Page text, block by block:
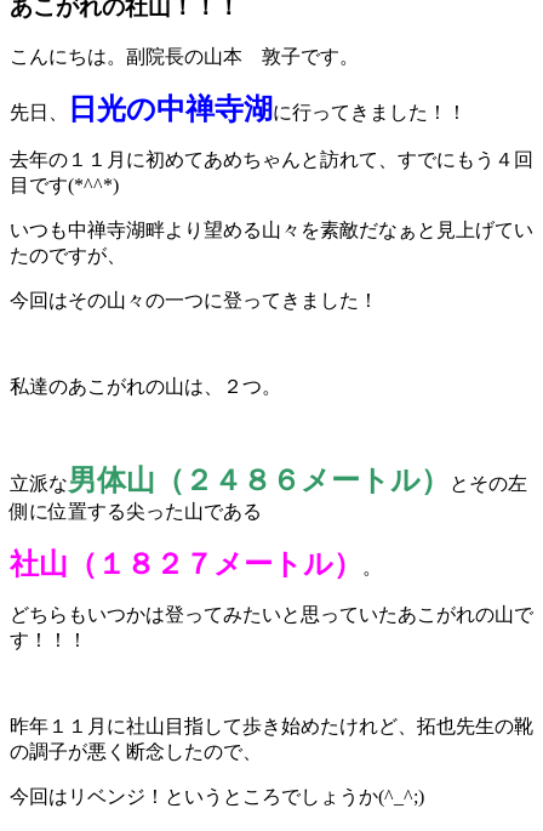
あこがれの社山！！！
こんにちは。副院長の山本 敦子です。
先日、 日光の中禅寺湖 に行ってきました！！
去年の１１月に初めてあめちゃんと訪れて、すでにもう４回
目です(*^^*)
いつも中禅寺湖畔より望める山々を素敵だなぁと見上げてい
たのですが、
今回はその山々の一つに登ってきました！
私達のあこがれの山は、２つ。
立派な男体山（２４８６メートル）
とその左
側に位置する尖った山である
社山（１８２７メートル） 。
どちらもいつかは登ってみたいと思っていたあこがれの山で
す！！！
昨年１１月に社山目指して歩き始めたけれど、拓也先生の靴
の調子が悪く断念したので、
今回はリベンジ！というところでしょうか(^_^;)